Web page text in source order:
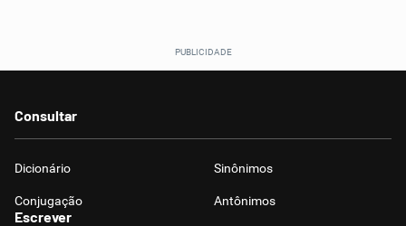
Consultar
Dicionário Sinônimos
Conjugação Antônimos
Escrever